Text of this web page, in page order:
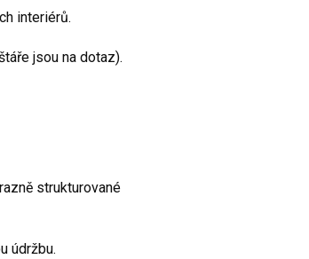
interiérů.
jsou na dotaz).
strukturované
údržbu.